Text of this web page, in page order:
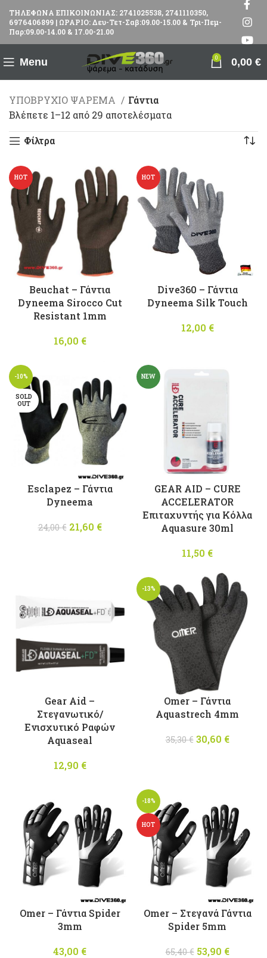
ΤΗΛΕΦΩΝΑ ΕΠΙΚΟΙΝΩΝΙΑΣ: 2741025538, 2741110350,
6976406899 | ΩΡΑΡΙΟ: Δευ-Τετ-Σαβ:09.00-15.00 & Τρι-Πεμ-
Παρ:09.00-14.00 & 17.00-21.00
Menu 0 0,00 €
ΥΠΟΒΡΥΧΙΟ ΨΑΡΕΜΑ
Γάντια
Βλέπετε 1–12 από 29 αποτελέσματα
Φίλτρα
HOT
Beuchat – Γάντια
Dyneema Sirocco Cut
Resistant 1mm
16,00 €
HOT
Dive360 – Γάντια
Dyneema Silk Touch
12,00 €
-10%
SOLD
OUT
Esclapez – Γάντια
Dyneema
24,00€
Original
21,60 €
21,60 €.
NEW
GEAR AID – CURE
ACCELERATOR
Επιταχυντής για Κόλλα
Aquasure 30ml
11,50 €
Gear Aid –
Στεγανωτικό/
Ενισχυτικό Ραφών
Aquaseal
12,90 €
-13%
Omer – Γάντια
Aquastrech 4mm
35,30€
Original
30,60 €
Omer – Γάντια Spider
3mm
43,00 €
-18%
HOT
Omer – Στεγανά Γάντια
Spider 5mm
65,40€
Original
53,90 €